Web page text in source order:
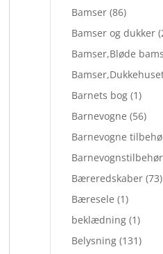
Bamser (86)
Bamser og dukker
Bamser,Bløde
Barnets bog (1)
Barnevogne (56)
Barnevogne
Barnevognstilbehør
Bæreredskaber (73)
Bæresele (1)
beklædning (1)
Belysning (131)